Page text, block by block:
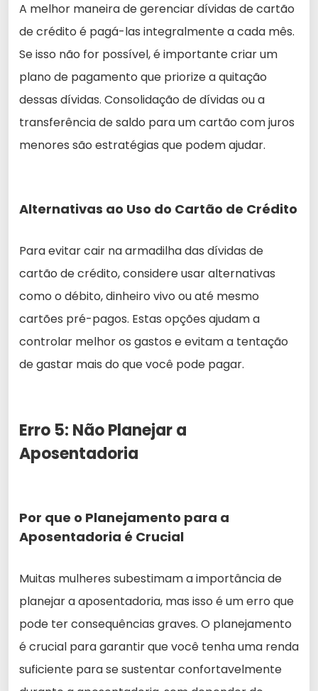
A melhor maneira de gerenciar dívidas de cartão
de crédito é pagá-las integralmente a cada mês.
Se isso não for possível, é importante criar um
plano de pagamento que priorize a quitação
dessas dívidas. Consolidação de dívidas ou a
transferência de saldo para um cartão com juros
menores são estratégias que podem ajudar.
Alternativas ao Uso do Cartão de Crédito
Para evitar cair na armadilha das dívidas de
cartão de crédito, considere usar alternativas
como o débito, dinheiro vivo ou até mesmo
cartões pré-pagos. Estas opções ajudam a
controlar melhor os gastos e evitam a tentação
de gastar mais do que você pode pagar.
Erro 5: Não Planejar a
Aposentadoria
Por que o Planejamento para a
Aposentadoria é Crucial
Muitas mulheres subestimam a importância de
planejar a aposentadoria, mas isso é um erro que
pode ter consequências graves. O planejamento
é crucial para garantir que você tenha uma renda
suficiente para se sustentar confortavelmente